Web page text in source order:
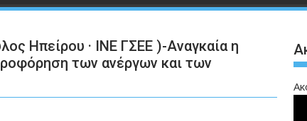
Ηπείρου · ΙΝΕ ΓΣΕΕ )-Αναγκαία η
των ανέργων και των